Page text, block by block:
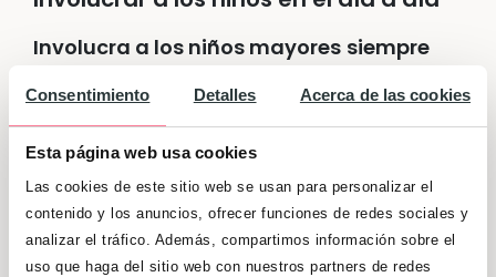
Consentimiento Detalles Acerca de las cookies
Esta página web usa cookies
Las cookies de este sitio web se usan para personalizar el
contenido y los anuncios, ofrecer funciones de redes sociales y
analizar el tráfico. Además, compartimos información sobre el
uso que haga del sitio web con nuestros partners de redes
Involucra a los niños mayores siempre
durante el día
y déjalos participar en el
cuidado y la limpieza del bebé:
Acurrúcalos mientras le das el pecho
al bebé; déjalos jugar con el bebé,
cogerlo en brazos,darle el chupete.